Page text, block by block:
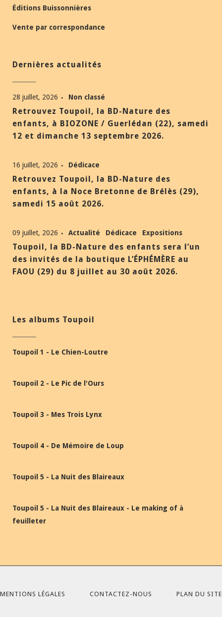
Éditions Buissonnières
Vente par correspondance
Dernières actualités
28 juillet, 2026 Non classé
Retrouvez Toupoil, la BD-Nature des
enfants, à BIOZONE / Guerlédan (22), samedi
12 et dimanche 13 septembre 2026.
16 juillet, 2026 Dédicace
Retrouvez Toupoil, la BD-Nature des
enfants, à la Noce Bretonne de Brélès (29),
samedi 15 août 2026.
09 juillet, 2026 Actualité Dédicace Expositions
Toupoil, la BD-Nature des enfants sera l’un
des invités de la boutique L’ÉPHÉMÈRE au
FAOU (29) du 8 juillet au 30 août 2026.
Les albums Toupoil
Toupoil 1 - Le Chien-Loutre
Toupoil 2 - Le Pic de l'Ours
Toupoil 3 - Mes Trois Lynx
Toupoil 4 - De Mémoire de Loup
Toupoil 5 - La Nuit des Blaireaux
Toupoil 5 - La Nuit des Blaireaux - Le making of à
feuilleter
MENTIONS LÉGALES CONTACTEZ-NOUS PLAN DU SITE